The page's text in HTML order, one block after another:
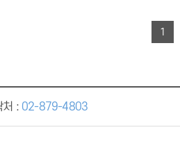
1
처 : 02-879-4803